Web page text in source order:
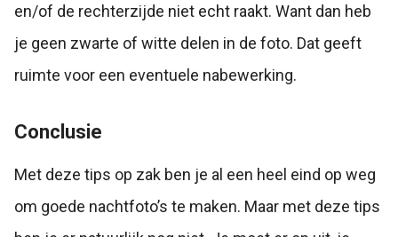
en/of de rechterzijde niet echt raakt. Want dan heb
je geen zwarte of witte delen in de foto. Dat geeft
ruimte voor een eventuele nabewerking.
Conclusie
Met deze tips op zak ben je al een heel eind op weg
om goede nachtfoto’s te maken. Maar met deze tips